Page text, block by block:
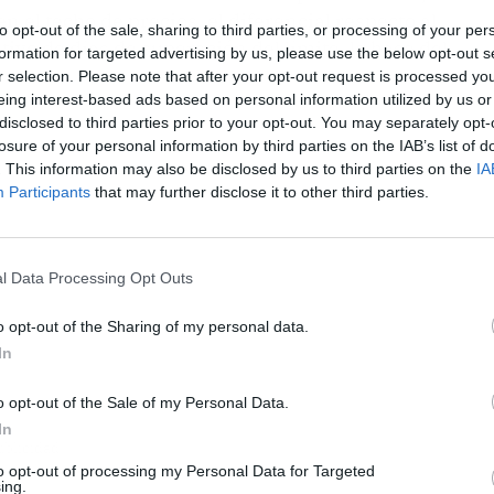
opt-out of the sale, sharing to third parties, or processing of your
for targeted advertising by us, please use the below opt-out
selection. Please note that after your opt-out request is processed
interest-based ads based on personal information utilized by us
to third parties prior to your opt-out. You may separately
of your personal information by third parties on the IAB’s list of
This information may also be disclosed by us to third parties on the
Participants that may further disclose it to other third parties.
Data Processing Opt Outs
opt-out of the Sharing of my personal data.
opt-out of the Sale of my Personal Data.
opt-out of processing my Personal Data for Targeted
el techo de precios, el diferencial respecto al
de días de superación del límite, la base del